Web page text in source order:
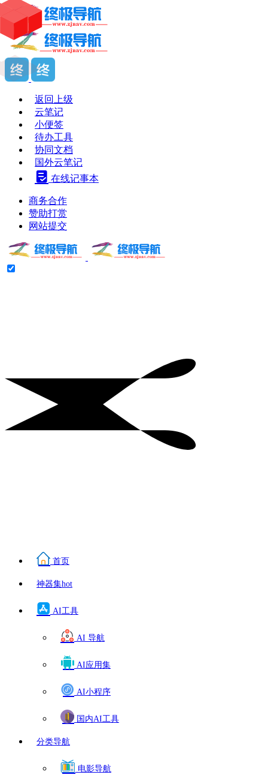
返回上级
云笔记
小便签
待办工具
协同文档
国外云笔记
在线记事本
商务合作
赞助打赏
网站提交
首页
神器集hot
AI工具
AI 导航
AI应用集
AI小程序
国内AI工具
分类导航
电影导航